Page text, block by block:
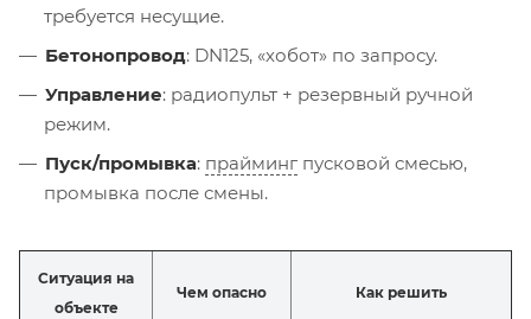
требуется несущие.
Бетонопровод: DN125, «хобот» по запросу.
Управление: радиопульт + резервный ручной
режим.
Пуск/промывка: прайминг пусковой смесью,
промывка после смены.
Ситуация на
объекте
Чем опасно Как решить